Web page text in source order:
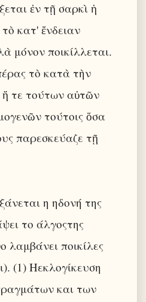
ἐν τῇ σαρκὶ ἡ
κατ' ἔνδειαν
μόνον ποικίλλεται.
τὸ κατὰ τὴν
ἥ τε τούτων αὐτῶν
τούτοις ὅσα
παρεσκεύαζε τῇ
η ηδονή της
το άλγοςτης
λαμβάνει ποικίλες
(1) Ηεκλογίκευση
και των